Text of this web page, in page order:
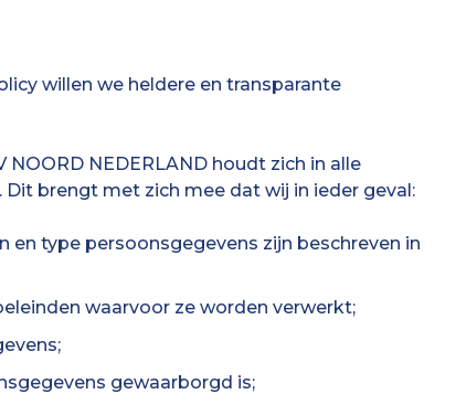
willen we heldere en transparante
NEDERLAND houdt zich in alle
brengt met zich mee dat wij in ieder geval:
type persoonsgegevens zijn beschreven in
waarvoor ze worden verwerkt;
gewaarborgd is;